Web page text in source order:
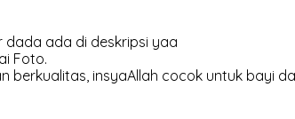
dada ada di deskripsi yaa
Foto.
berkualitas, insyaAllah cocok untuk bayi